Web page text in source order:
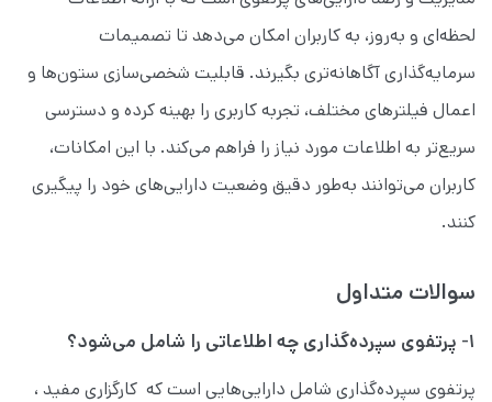
لحظه‌ای و به‌روز، به کاربران امکان می‌دهد تا تصمیمات
سرمایه‌گذاری آگاهانه‌تری بگیرند. قابلیت شخصی‌سازی ستون‌ها و
اعمال فیلترهای مختلف، تجربه کاربری را بهینه کرده و دسترسی
سریع‌تر به اطلاعات مورد نیاز را فراهم می‌کند. با این امکانات،
کاربران می‌توانند به‌طور دقیق وضعیت دارایی‌های خود را پیگیری
کنند.
سوالات متداول
۱- پرتفوی سپرده‌گذاری چه اطلاعاتی را شامل می‌شود؟
پرتفوی سپرده‌گذاری شامل دارایی‌هایی است که کارگزاری مفید ،